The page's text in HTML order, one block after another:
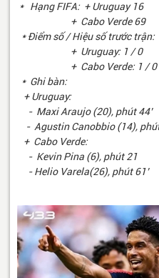
* Hạng FIFA: + Uruguay 16
+ Cabo Verde 69
* Điểm số / Hiệu số trước trận:
+ Uruguay: 1 / 0
+ Cabo Verde:
* Ghi bàn:
+ Uruguay:
- Maxi Araujo (20), phút 44’
- Agustin Canobbio (14), phút
+ Cabo Verde:
- Kevin Pina (6), phút 21
- Helio Varela(26), phút 61’